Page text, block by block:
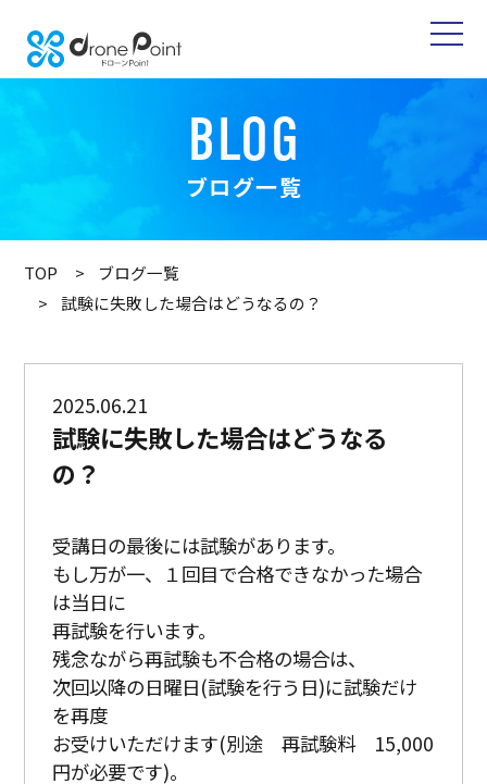
BLOG
ブログ一覧
TOP
ブログ一覧
試験に失敗した場合はどうなるの？
2025.06.21
試験に失敗した場合はどうなる
の？
受講日の最後には試験があります。
もし万が一、１回目で合格できなかった場合
は当日に
再試験を行います。
残念ながら再試験も不合格の場合は、
次回以降の日曜日(試験を行う日)に試験だけ
を再度
お受けいただけます(別途 再試験料 15,000
円が必要です)。